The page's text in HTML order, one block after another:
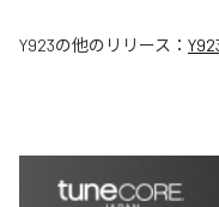
Y923の他のリリース：